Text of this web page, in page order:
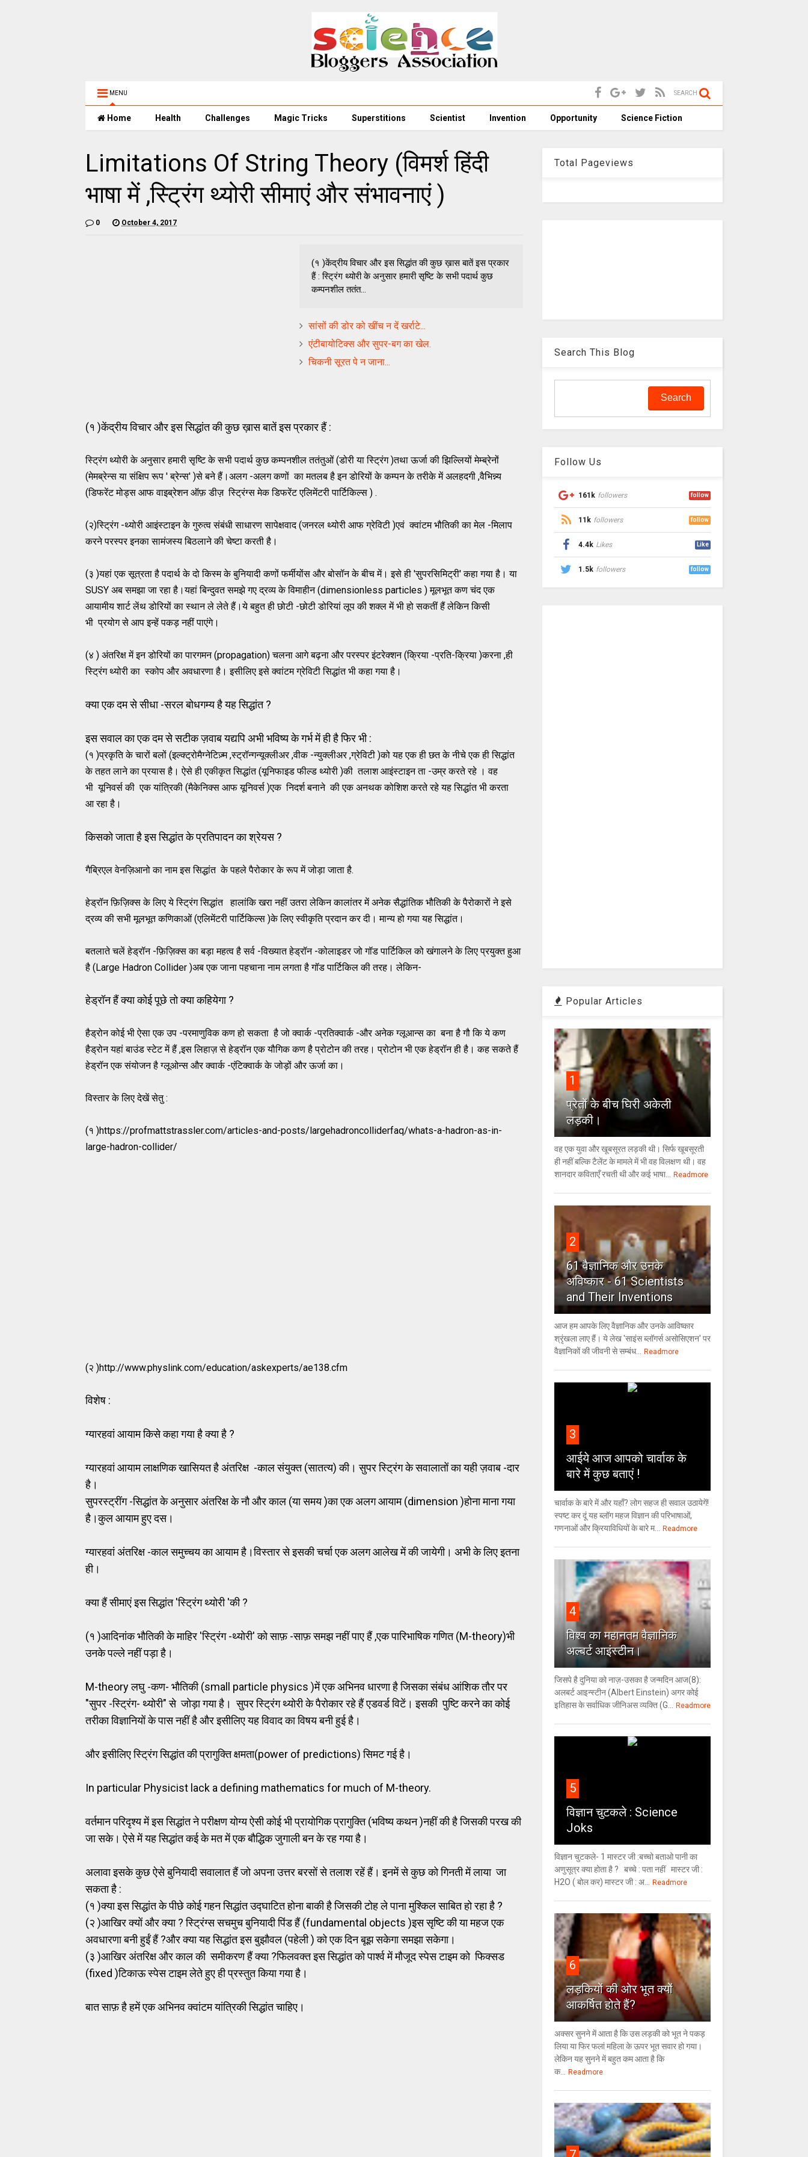
MENU SEARCH
Home Health Challenges Magic Tricks Superstitions Scientist Invention Opportunity Science Fiction
Limitations Of String Theory (विमर्श हिंदी
भाषा में ,स्ट्रिंग थ्योरी सीमाएं और संभावनाएं )
0 October 4, 2017
(१ )केंद्रीय विचार और इस सिद्धांत की कुछ ख़ास बातें इस प्रकार
हैं : स्ट्रिंग थ्योरी के अनुसार हमारी सृष्टि के सभी पदार्थ कुछ
कम्पनशील ततंत...
सांसों की डोर को खींच न दें खर्राटे...
एंटीबायोटिक्‍स और सुपर-बग का खेल.
चिकनी सूरत पे न जाना...
(१ )केंद्रीय विचार और इस सिद्धांत की कुछ ख़ास बातें इस प्रकार हैं :
स्ट्रिंग थ्योरी के अनुसार हमारी सृष्टि के सभी पदार्थ कुछ कम्पनशील ततंतुओं (डोरी या स्ट्रिंग )तथा ऊर्जा की झिल्लियों मेम्ब्रेनों
(मेमब्रेन्स या संक्षिप रूप ' ब्रेन्स' )से बने हैं।अलग -अलग कणों का मतलब है इन डोरियों के कम्पन के तरीके में अलहदगी ,वैभिन्न्य
(डिफरेंट मोड्स आफ वाइब्रेशन ऑफ़ डीज़ स्ट्रिंग्स मेक डिफरेंट एलिमेंटरी पार्टिकिल्स ) .
(२)स्ट्रिंग -थ्योरी आइंस्टाइन के गुरुत्व संबंधी साधारण सापेक्षवाद (जनरल थ्योरी आफ ग्रेविटी )एवं क्वांटम भौतिकी का मेल -मिलाप
करने परस्पर इनका सामंजस्य बिठलाने की चेष्टा करती है।
(३ )यहां एक सूत्रता है पदार्थ के दो किस्म के बुनियादी कणों फर्मीयोंस और बोसॉन के बीच में। इसे ही 'सुपरसिमिट्री' कहा गया है। या
SUSY अब समझा जा रहा है।यहां बिन्दुवत समझे गए द्रव्य के विमाहीन (dimensionless particles ) मूलभूत कण चंद एक
आयामीय शार्ट लेंथ डोरियों का स्थान ले लेते हैं।ये बहुत ही छोटी -छोटी डोरियां लूप की शक्ल में भी हो सकतीं हैं लेकिन किसी
भी प्रयोग से आप इन्हें पकड़ नहीं पाएंगे।
(४ ) अंतरिक्ष में इन डोरियों का पारगमन (propagation) चलना आगे बढ़ना और परस्पर इंटरेक्शन (क्रिया -प्रति-क्रिया )करना ,ही
स्ट्रिंग थ्योरी का स्कोप और अवधारणा है। इसीलिए इसे क्वांटम ग्रेविटी सिद्धांत भी कहा गया है।
क्या एक दम से सीधा -सरल बोधगम्य है यह सिद्धांत ?
इस सवाल का एक दम से सटीक ज़वाब यद्यपि अभी भविष्य के गर्भ में ही है फिर भी :
(१ )प्रकृति के चारों बलों (इल्क्ट्रोमैग्नेटिज़्म ,स्ट्रॉन्गन्यूक्लीअर ,वीक -न्युक्लीअर ,ग्रेविटी )को यह एक ही छत के नीचे एक ही सिद्धांत
के तहत लाने का प्रयास है। ऐसे ही एकीकृत सिद्धांत (यूनिफाइड फील्ड थ्योरी )की तलाश आइंस्टाइन ता -उम्र करते रहे । वह
भी यूनिवर्स की एक यांत्रिकी (मैकेनिक्स आफ यूनिवर्स )एक निदर्श बनाने की एक अनथक कोशिश करते रहे यह सिद्धांत भी करता
आ रहा है।
किसको जाता है इस सिद्धांत के प्रतिपादन का श्रेयस ?
गैब्रिएल वेनज़िआनो का नाम इस सिद्धांत के पहले पैरोकार के रूप में जोड़ा जाता है.
हेड्रॉन फ़िज़िक्स के लिए ये स्ट्रिंग सिद्धांत हालांकि खरा नहीं उतरा लेकिन कालांतर में अनेक सैद्धांतिक भौतिकी के पैरोकारों ने इसे
द्रव्य की सभी मूलभूत कणिकाओं (एलिमेंटरी पार्टिकिल्स )के लिए स्वीकृति प्रदान कर दी। मान्य हो गया यह सिद्धांत।
बतलाते चलें हेड्रॉन -फ़िज़िक्स का बड़ा महत्व है सर्व -विख्यात हेड्रॉन -कोलाइडर जो गॉड पार्टिकिल को खंगालने के लिए प्रयुक्त हुआ
है (Large Hadron Collider )अब एक जाना पहचाना नाम लगता है गॉड पार्टिकिल की तरह। लेकिन-
हेड्रॉन हैं क्या कोई पूछे तो क्या कहियेगा ?
हैड्रोन कोई भी ऐसा एक उप -परमाणुविक कण हो सकता है जो क्वार्क -प्रतिक्वार्क -और अनेक ग्लूआन्स का बना है गौ कि ये कण
हैड्रोन यहां बाउंड स्टेट में हैं ,इस लिहाज़ से हेड्रॉन एक यौगिक कण है प्रोटोन की तरह। प्रोटोन भी एक हेड्रॉन ही है। कह सकते हैं
हेड्रॉन एक संयोजन है ग्लूओन्स और क्वार्क -एंटिक्वार्क के जोड़ों और ऊर्जा का।
विस्तार के लिए देखें सेतु :
(१ )https://profmattstrassler.com/articles-and-posts/largehadroncolliderfaq/whats-a-hadron-as-in-
large-hadron-collider/
(२ )http://www.physlink.com/education/askexperts/ae138.cfm
विशेष :
ग्यारहवां आयाम किसे कहा गया है क्या है ?
ग्यारहवां आयाम लाक्षणिक खासियत है अंतरिक्ष -काल संयुक्त (सातत्य) की। सुपर स्ट्रिंग के सवालातों का यही ज़वाब -दार
है।
सुपरस्ट्रींग -सिद्धांत के अनुसार अंतरिक्ष के नौ और काल (या समय )का एक अलग आयाम (dimension )होना माना गया
है।कुल आयाम हुए दस।
ग्यारहवां अंतरिक्ष -काल समुच्चय का आयाम है।विस्तार से इसकी चर्चा एक अलग आलेख में की जायेगी। अभी के लिए इतना
ही।
क्या हैं सीमाएं इस सिद्धांत 'स्ट्रिंग थ्योरी 'की ?
(१ )आदिनांक भौतिकी के माहिर 'स्ट्रिंग -थ्योरी' को साफ़ -साफ़ समझ नहीं पाए हैं ,एक पारिभाषिक गणित (M-theory)भी
उनके पल्ले नहीं पड़ा है।
M-theory लघु -कण- भौतिकी (small particle physics )में एक अभिनव धारणा है जिसका संबंध आंशिक तौर पर
"सुपर -स्ट्रिंग- थ्योरी" से जोड़ा गया है। सुपर स्ट्रिंग थ्योरी के पैरोकार रहे हैं एडवर्ड विटें। इसकी पुष्टि करने का कोई
तरीका विज्ञानियों के पास नहीं है और इसीलिए यह विवाद का विषय बनी हुई है।
और इसीलिए स्ट्रिंग सिद्धांत की प्रागुक्ति क्षमता(power of predictions) सिमट गई है।
In particular Physicist lack a defining mathematics for much of M-theory.
वर्तमान परिदृश्य में इस सिद्धांत ने परीक्षण योग्य ऐसी कोई भी प्रायोगिक प्रागुक्ति (भविष्य कथन )नहीं की है जिसकी परख की
जा सके। ऐसे में यह सिद्धांत कई के मत में एक बौद्धिक जुगाली बन के रह गया है।
अलावा इसके कुछ ऐसे बुनियादी सवालात हैं जो अपना उत्तर बरसों से तलाश रहें हैं। इनमें से कुछ को गिनती में लाया जा
सकता है :
(१ )क्या इस सिद्धांत के पीछे कोई गहन सिद्धांत उद्घाटित होना बाकी है जिसकी टोह ले पाना मुश्किल साबित हो रहा है ?
(२ )आखिर क्यों और क्या ? स्ट्रिंग्स सचमुच बुनियादी पिंड हैं (fundamental objects )इस सृष्टि की या महज एक
अवधारणा बनी हुईं हैं ?और क्या यह सिद्धांत इस बुझौवल (पहेली ) को एक दिन बूझ सकेगा समझा सकेगा।
(३ )आखिर अंतरिक्ष और काल की समीकरण हैं क्या ?फिलवक्त इस सिद्धांत को पार्श्व में मौजूद स्पेस टाइम को फिक्सड
(fixed )टिकाऊ स्पेस टाइम लेते हुए ही प्रस्तुत किया गया है।
बात साफ़ है हमें एक अभिनव क्वांटम यांत्रिकी सिद्धांत चाहिए।
Total Pageviews
Search This Blog
Follow Us
161k followers follow
11k followers follow
4.4k Likes Like
1.5k followers follow
Popular Articles
1
प्रेतों के बीच घिरी अकेली
लड़की।
वह एक युवा और खूबसूरत लड़की थी। सिर्फ खूबसूरती
ही नहीं बल्कि टैलेंट के मामले में भी वह विलक्षण थी। वह
शानदार कविताएँ रचती थी और कई भाषा...
Readmore
2
61 वैज्ञानिक और उनके
अविष्कार - 61 Scientists
and Their Inventions
आज हम आपके लिए वैज्ञानिक और उनके आविष्कार
श्रृंखला लाए हैं। ये लेख 'साइंस ब्लॉगर्स असोसिएशन' पर
वैज्ञा‍निकों की जीवनी से सम्बंध...
Readmore
3
आईये आज आपको चार्वाक के
बारे में कुछ बताएं !
चार्वाक के बारे में और यहाँ? लोग सहज ही सवाल उठायेगें!
स्पष्ट कर दूं यह ब्लॉग महज विज्ञान की परिभाषाओं,
गणनाओं और क्रियाविधियों के बारे म...
Readmore
4
विश्‍व का महानतम वैज्ञानिक
अल्बर्ट आइंस्टीन।
जिसपे है दुनिया को नाज़-उसका है जन्मदिन आज(8):
अलबर्ट आइन्स्टीन (Albert Einstein) अगर कोई
इतिहास के सर्वाधिक जीनिअस व्यक्ति (G...
Readmore
5
विज्ञान चुटकले : Science
Joks
विज्ञान चुटकले- 1 मास्टर जी :बच्चो बताओ पानी का
अणुसूत्र क्या होता है ? बच्चे : पता नहीं मास्टर जी :
H2O ( बोल कर) मास्टर जी : अ...
Readmore
6
लड़कियों की ओर भूत क्‍यों
आकर्षित होते हैं?
अक्सर सुनने में आता है कि उस लड़की को भूत ने पकड़
लिया या फिर फलां महिला के ऊपर भूत सवार हो गया।
लेकिन यह सुनने में बहुत कम आता है कि
क...
Readmore